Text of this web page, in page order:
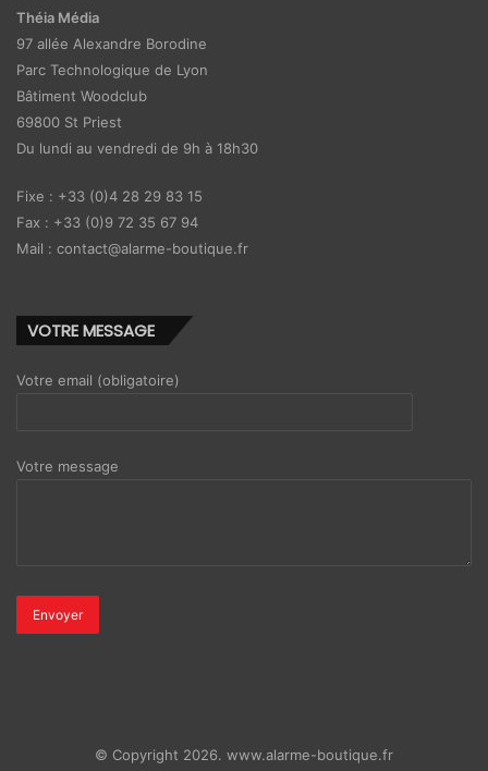
Théia Média
97 allée Alexandre Borodine
Parc Technologique de Lyon
Bâtiment Woodclub
69800 St Priest
Du lundi au vendredi de 9h à 18h30
Fixe : +33 (0)4 28 29 83 15
Fax : +33 (0)9 72 35 67 94
Mail : contact@alarme-boutique.fr
VOTRE MESSAGE
Votre email (obligatoire)
Votre message
© Copyright 2026. www.alarme-boutique.fr